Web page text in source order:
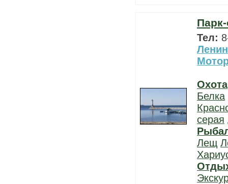
Тел:
Охота
Белка
серая
Лещ